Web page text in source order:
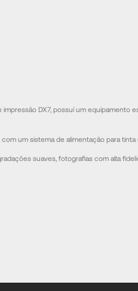
DX7, possuí um
um sistema de alimentação para tinta
suaves, fotografias com alta